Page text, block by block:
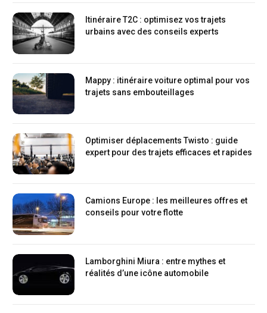
Itinéraire T2C : optimisez vos trajets
urbains avec des conseils experts
Mappy : itinéraire voiture optimal pour vos
trajets sans embouteillages
Optimiser déplacements Twisto : guide
expert pour des trajets efficaces et rapides
Camions Europe : les meilleures offres et
conseils pour votre flotte
Lamborghini Miura : entre mythes et
réalités d’une icône automobile